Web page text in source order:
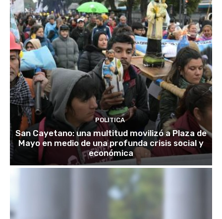
POLITICA
San Cayetano: una multitud movilizó a Plaza de
Mayo en medio de una profunda crisis social y
económica